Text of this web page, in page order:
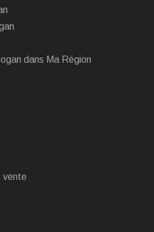
dans Ma Région
vente